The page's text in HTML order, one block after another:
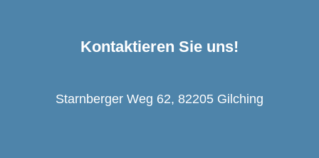
Kontaktieren Sie uns!
Starnberger Weg 62, 82205 Gilching